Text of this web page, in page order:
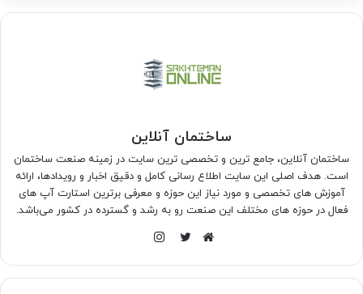
ساختمان آنلاین
ساختمان آنلاین، جامع ترین و تخصصی ترین سایت در زمینه صنعت ساختمان
است. هدف اصلی این سایت اطلاع رسانی کامل و دقیق اخبار و رویدادها، ارائه
آموزش های تخصصی و مورد نیاز این حوزه و معرفی برترین استارت آپ های
فعال در حوزه های مختلف این صنعت رو به رشد و گسترده در کشور می‌باشد.